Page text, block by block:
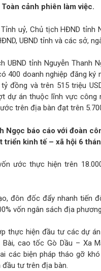
Toàn cảnh phiên làm việc.
uỷ, Chủ tịch HĐND tỉnh
UBND tỉnh và các sở,
UBND tỉnh Nguyễn Thanh
400 doanh nghiệp đăng
đồng và trên 515 triệu
dự án thuộc lĩnh vực công
trên địa bàn đạt trên
Ngọc báo cáo với đoàn
triển kinh tế – xã hội 6
ước thực hiện trên
đôn đốc đẩy nhanh tiến
vốn ngân sách địa
thực hiện đầu tư các dự
cao tốc Gò Dầu – Xa
các biện pháp tháo gỡ
đầu tư trên địa bàn.